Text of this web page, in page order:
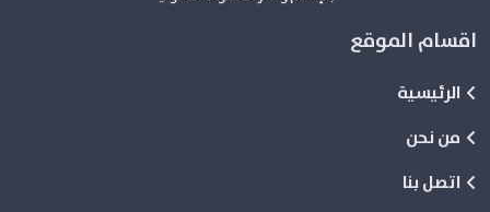
اقسام الموقع
الرئيسية
من نحن
اتصل بنا